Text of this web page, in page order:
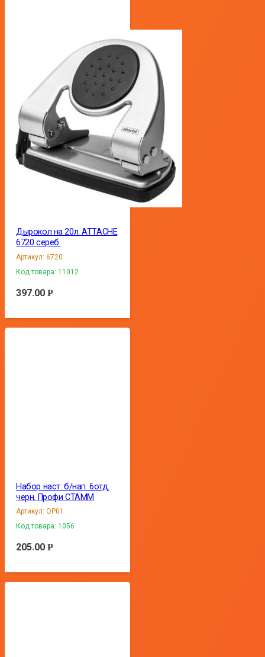
Дырокол на 20л. ATTACHE
6720 сереб.
Артикул:6720
Код товара: 11012
397.00Р
Набор наст. б/нап. 6отд.
черн. Профи СТАММ
Артикул:ОР01
Код товара: 1056
205.00Р